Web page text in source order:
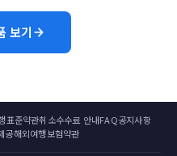
보기
표준약관취소수수료 안내FAQ공지사항
공해외여행보험약관